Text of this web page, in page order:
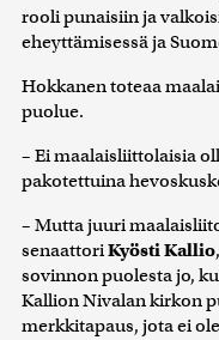
rooli punaisiin ja
eheyttämisessä ja
Hokkanen toteaa
puolue.
– Ei maalaisliittolaisia
pakotettuina
– Mutta juuri
senaattoriKyösti Kallio
sovinnon puolesta jo,
Kallion Nivalan kirkon
merkkitapaus, jota ei